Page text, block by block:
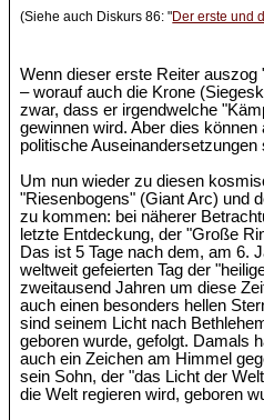
(Siehe auch Diskurs 86: "Der erste und
Wenn dieser erste Reiter
– worauf auch die Krone
zwar, dass er irgendwelche
gewinnen wird. Aber dies können
politische Auseinandersetzungen
Um nun wieder zu diesen
"Riesenbogens" (Giant Arc) und
zu kommen: bei näherer
letzte Entdeckung, der "Große
Das ist 5 Tage nach dem, am 6.
weltweit gefeierten Tag der
zweitausend Jahren um diese
auch einen besonders hellen
sind seinem Licht nach
geboren wurde, gefolgt. Damals
auch ein Zeichen am Himmel
sein Sohn, der "das Licht der
die Welt regieren wird, geboren